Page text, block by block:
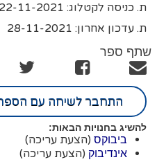
ת. כניסה לקטלוג: 22-11-2021
ת. עדכון אחרון: 28-11-2021
שתף ספר
התחבר לשיחה עם
להשיג בחנויות הבאות:
ביבוקס (הצעת עריכה)
אינדיבוק (הצעת עריכה)